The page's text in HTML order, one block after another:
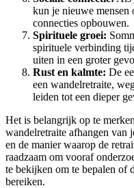
kun je nieuwe mensen
connecties opbouwen.
Spirituele groei:
spirituele verbinding
uiten in een groter
Rust en kalmte: De
een wandelretraite,
leiden tot een dieper
Het is belangrijk op te
wandelretraite afhangen van
en de manier waarop de
raadzaam om vooraf
te bekijken om te bepalen of
bereiken.